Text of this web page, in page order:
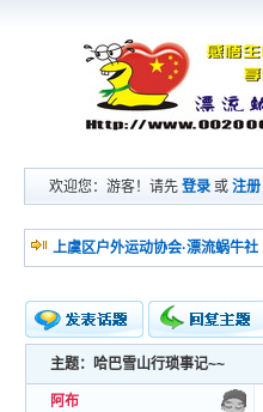
欢迎您：游客！请先登录 或注册
上虞区户外运动协会·漂流蜗牛社
新的主题
投票帖
主题：哈巴雪山行琐事记~~
阿布